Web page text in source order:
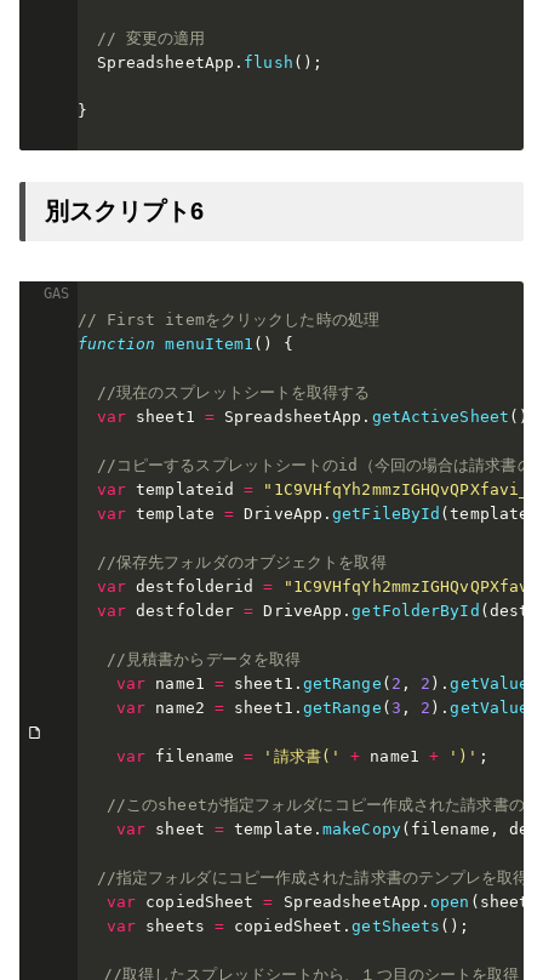
// 変更の適用
  SpreadsheetApp
. flush ( ) ;
}
別スクリプト6
// First itemをクリックした時の処理
function
menuItem1 ( ) {
//現在のスプレットシートを取得する
var sheet1 = SpreadsheetApp . getActiveSheet ( )
//コピーするスプレットシートのid（今回の場合は請求書の
var templateid =
var template = DriveApp .getFileById (
//保存先フォルダのオブジェクトを取得
var destfolderid =
var destfolder = DriveApp .getFolderById (
//見積書からデータを取得
var name1 = sheet1 . getRange ( 2 , 2 ) .getValue
var name2 = sheet1 . getRange ( 3 , 2 ) .getValue
var filename = '請求書(' + name1 + ')' ;
//このsheetが指定フォルダにコピー作成された請求書のテ
var sheet = template .makeCopy( filename ,
//指定フォルダにコピー作成された請求書のテンプレを取得
var copiedSheet = SpreadsheetApp . open ( sheet
var sheets = copiedSheet .getSheets ( ) ;
//取得したスプレッドシートから、１つ目のシートを取得